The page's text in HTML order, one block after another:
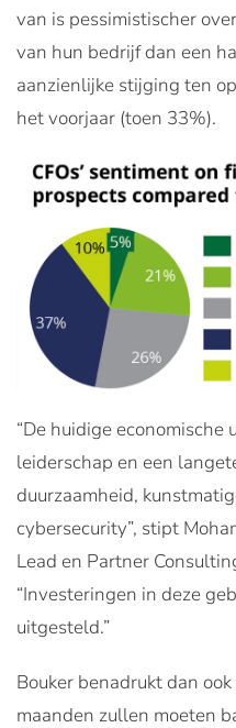
van is pessimistischer
van hun bedrijf dan een
aanzienlijke stijging ten
het voorjaar (toen 33%).
“De huidige
leiderschap en een
duurzaamheid,
cybersecurity”, stipt
Lead en Partner
“Investeringen in deze
uitgesteld.”
Bouker benadrukt dan
maanden zullen moeten